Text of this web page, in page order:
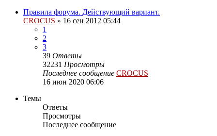
Правила форума. Действующий вариант.
CROCUS » 16 сен 2012 05:44
1
2
3
39 Ответы
32231 Просмотры
Последнее сообщение CROCUS
16 июн 2020 06:06
Темы
Ответы
Просмотры
Последнее сообщение